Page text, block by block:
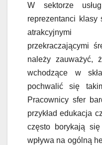
W sektorze
reprezentanci
atrakcyjnymi
przekraczającymi
należy zauważyć,
wchodzące w
pochwalić się
Pracownicy sfer
przykład edukacja
często borykają
wpływa na ogólną